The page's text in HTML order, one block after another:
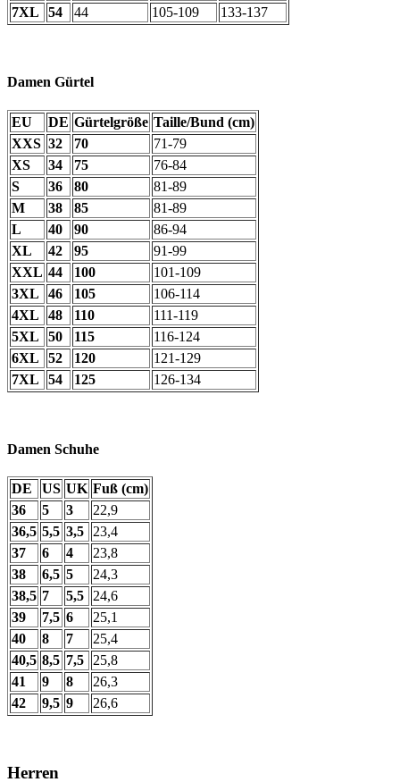
7XL
54 44 105-109 133-137
Damen Gürtel
EU DE Gürtelgröße Taille/Bund (cm)
XXS 32 70
71-79
XS
34 75
76-84
S
36 80
81-89
M
38 85
81-89
L
40 90
86-94
XL
42 95
91-99
XXL 44 100
101-109
3XL
46 105
106-114
4XL
48 110
111-119
5XL
50 115
116-124
6XL
52 120
121-129
7XL
54 125 126-134
Damen Schuhe
DE US UK Fuß (cm)
36
5 3
22,9
36,5 5,5 3,5
23,4
37
6 4
23,8
38
6,5 5
24,3
38,5 7 5,5
24,6
39
7,5 6
25,1
40
8 7
25,4
40,5 8,5 7,5
25,8
41
9 8
26,3
42
9,5 9 26,6
Herren